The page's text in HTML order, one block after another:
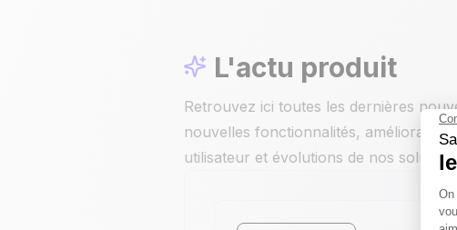
L'actu produit
Retrouvez ici toutes les dernières
nouvelles fonctionnalités, améliorations
utilisateur et évolutions de nos